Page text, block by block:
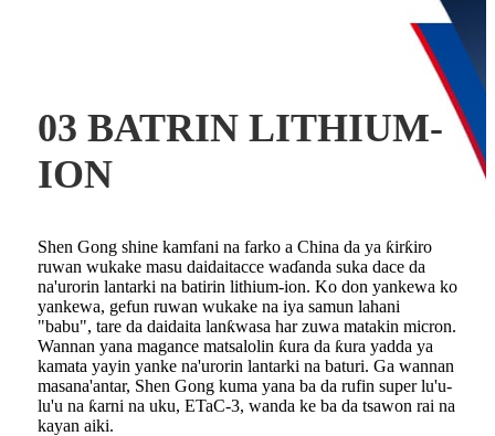
03 BATRIN LITHIUM-
ION
Shen Gong shine kamfani na farko a China da ya ƙirƙiro
ruwan wukake masu daidaitacce waɗanda suka dace da
na'urorin lantarki na batirin lithium-ion. Ko don yankewa ko
yankewa, gefun ruwan wukake na iya samun lahani
"babu", tare da daidaita lanƙwasa har zuwa matakin micron.
Wannan yana magance matsalolin ƙura da ƙura yadda ya
kamata yayin yanke na'urorin lantarki na baturi. Ga wannan
masana'antar, Shen Gong kuma yana ba da rufin super lu'u-
lu'u na ƙarni na uku, ETaC-3, wanda ke ba da tsawon rai na
kayan aiki.